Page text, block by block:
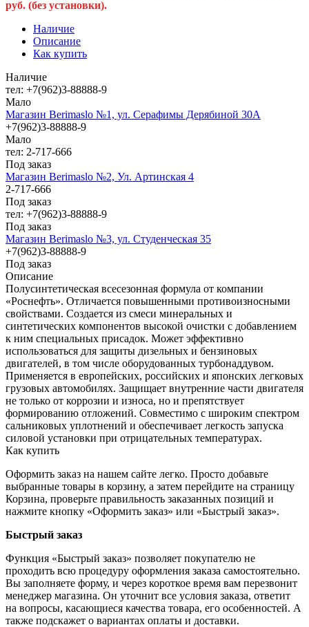
руб. (без установки).
Наличие
Описание
Как купить
Наличие
тел: +7(962)3-88888-9
Мало
Магазин Berimaslo №1, ул. Серафимы Дерябиной 30А
+7(962)3-88888-9
Мало
тел: 2-717-666
Под заказ
Магазин Berimaslo №2, Ул. Артинская 4
2-717-666
Под заказ
тел: +7(962)3-88888-9
Под заказ
Магазин Berimaslo №3, ул. Студенческая 35
+7(962)3-88888-9
Под заказ
Описание
Полусинтетическая всесезонная формула от компании
«Роснефть». Отличается повышенными противоизносными
свойствами. Создается из смеси минеральных и
синтетических компонентов высокой очистки с добавлением
к ним специальных присадок. Может эффективно
использоваться для защиты дизельных и бензиновых
двигателей, в том числе оборудованных турбонаддувом.
Применяется в европейских, российских и японских легковых
грузовых автомобилях. Защищает внутренние части двигателя
не только от коррозии и износа, но и препятствует
формированию отложений. Совместимо с широким спектром
сальниковых уплотнений и обеспечивает легкость запуска
силовой установки при отрицательных температурах.
Как купить
Оформить заказ на нашем сайте легко. Просто добавьте
выбранные товары в корзину, а затем перейдите на страницу
Корзина, проверьте правильность заказанных позиций и
нажмите кнопку «Оформить заказ» или «Быстрый заказ».
Быстрый заказ
Функция «Быстрый заказ» позволяет покупателю не
проходить всю процедуру оформления заказа самостоятельно.
Вы заполняете форму, и через короткое время вам перезвонит
менеджер магазина. Он уточнит все условия заказа, ответит
на вопросы, касающиеся качества товара, его особенностей. А
также подскажет о вариантах оплаты и доставки.